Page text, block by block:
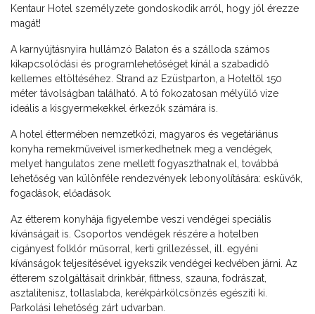
Kentaur Hotel személyzete gondoskodik arról, hogy jól érezze
magát!
A karnyújtásnyira hullámzó Balaton és a szálloda számos
kikapcsolódási és programlehetőséget kínál a szabadidő
kellemes eltöltéséhez. Strand az Ezüstparton, a Hoteltől 150
méter távolságban található. A tó fokozatosan mélyülő vize
ideális a kisgyermekekkel érkezők számára is.
A hotel éttermében nemzetközi, magyaros és vegetáriánus
konyha remekműveivel ismerkedhetnek meg a vendégek,
melyet hangulatos zene mellett fogyaszthatnak el, továbbá
lehetőség van különféle rendezvények lebonyolítására: esküvők,
fogadások, előadások.
Az étterem konyhája figyelembe veszi vendégei speciális
kívánságait is. Csoportos vendégek részére a hotelben
cigányest folklór műsorral, kerti grillezéssel, ill. egyéni
kívánságok teljesítésével igyekszik vendégei kedvében járni. Az
étterem szolgáltásait drinkbár, fittness, szauna, fodrászat,
asztalitenisz, tollaslabda, kerékpárkölcsönzés egészíti ki.
Parkolási lehetőség zárt udvarban.